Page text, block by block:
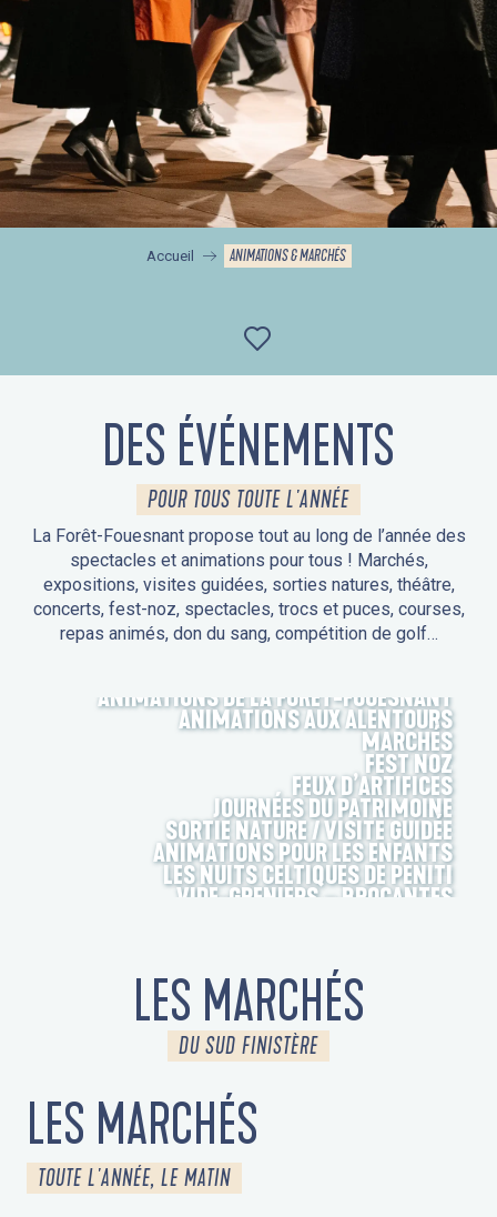
Accueil ANIMATIONS & MARCHÉS
Ajouter aux
DES ÉVÉNEMENTS
POUR TOUS TOUTE L'ANNÉE
La Forêt-Fouesnant propose tout au long de l’année des
spectacles et animations pour tous ! Marchés,
expositions, visites guidées, sorties natures, théâtre,
concerts, fest-noz, spectacles, trocs et puces, courses,
repas animés, don du sang, compétition de golf…
ANIMATIONS DE LA FORÊT-FOUESNANT
ANIMATIONS AUX ALENTOURS
MARCHÉS
FEST NOZ
FEUX D’ARTIFICES
JOURNÉES DU PATRIMOINE
SORTIE NATURE / VISITE GUIDÉE
ANIMATIONS POUR LES ENFANTS
LES NUITS CELTIQUES DE PENITI
VIDE-GRENIERS – BROCANTES
LES MARCHÉS
DU SUD FINISTÈRE
LES MARCHÉS
TOUTE L'ANNÉE, LE MATIN